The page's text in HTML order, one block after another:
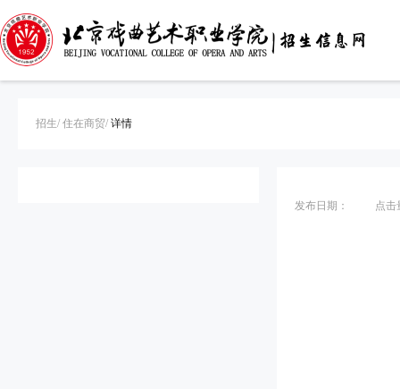
招生/ 住在商贸/ 详情
发布日期： 点击